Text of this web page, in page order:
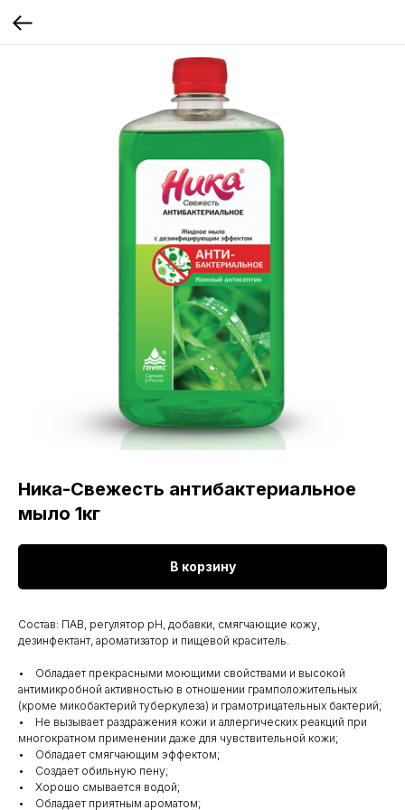
Ника-Свежесть антибактериальное
мыло 1кг
В корзину
Состав: ПАВ, регулятор рН, добавки, смягчающие кожу,
дезинфектант, ароматизатор и пищевой краситель.
• Обладает прекрасными моющими свойствами и высокой
антимикробной активностью в отношении грамположительных
(кроме микобактерий туберкулеза) и грамотрицательных бактерий;
• Не вызывает раздражения кожи и аллергических реакций при
многократном применении даже для чувствительной кожи;
• Обладает смягчающим эффектом;
• Создает обильную пену;
• Хорошо смывается водой;
• Обладает приятным ароматом;